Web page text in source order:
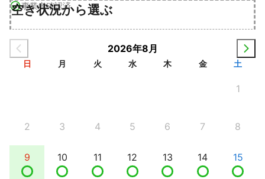
事業者確認済
空き状況から選ぶ
2026年8月
日 月 火 水 木 金 土
1
2 3 4 5 6 7 8
9 10 11 12 13 14 15